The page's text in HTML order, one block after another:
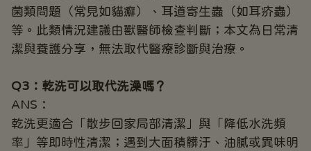
菌類問題（常見如貓癬）、耳道寄生蟲（如耳疥蟲）
等。此類情況建議由獸醫師檢查判斷；本文為日常清
潔與養護分享，無法取代醫療診斷與治療。
Q3：乾洗可以取代洗澡嗎？
ANS：
乾洗更適合「散步回家局部清潔」與「降低水洗頻
率」等即時性清潔；遇到大面積髒汙、油膩或異味明